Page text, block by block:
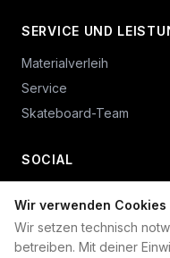
Wir verwenden Cookies
Wir setzen technisch
betreiben. Mit deiner
SERVICE UND
Materialverleih
Service
Skateboard-Team
SOCIAL
+49 234 687 00 38
shop@plan-b-